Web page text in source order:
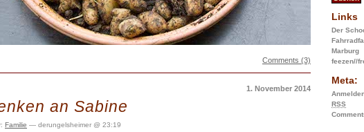
Links
Der
Marburg
feezen//
Meta:
RSS
Comments (3)
1. November 2014
an Sabine
Familie — derungelsheimer @ 23:19